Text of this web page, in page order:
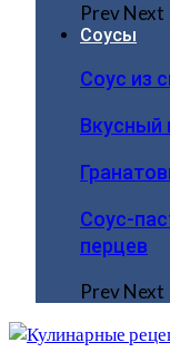
PrevNext
Соусы
Соус из
Соус-
перцев
PrevNext